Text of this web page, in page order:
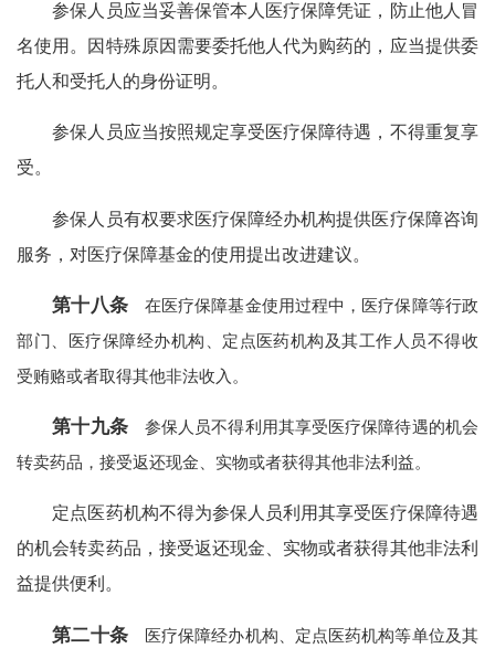
参保人员应当妥善保管本人医疗保障凭证，防止他人冒
名使用。因特殊原因需要委托他人代为购药的，应当提供委
托人和受托人的身份证明。
参保人员应当按照规定享受医疗保障待遇，不得重复享
受。
参保人员有权要求医疗保障经办机构提供医疗保障咨询
服务，对医疗保障基金的使用提出改进建议。
第十八条在医疗保障基金使用过程中，医疗保障等行政
部门、医疗保障经办机构、定点医药机构及其工作人员不得收
受贿赂或者取得其他非法收入。
第十九条参保人员不得利用其享受医疗保障待遇的机会
转卖药品，接受返还现金、实物或者获得其他非法利益。
定点医药机构不得为参保人员利用其享受医疗保障待遇
的机会转卖药品，接受返还现金、实物或者获得其他非法利
益提供便利。
第二十条医疗保障经办机构、定点医药机构等单位及其